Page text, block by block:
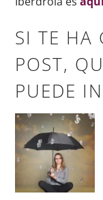
SI TE HA
POST,
PUEDE